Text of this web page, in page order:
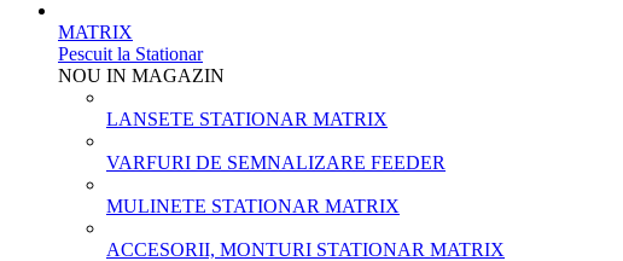
MATRIX
Pescuit la Stationar
NOU IN MAGAZIN
LANSETE STATIONAR MATRIX
VARFURI DE SEMNALIZARE FEEDER
MULINETE STATIONAR MATRIX
ACCESORII, MONTURI STATIONAR MATRIX